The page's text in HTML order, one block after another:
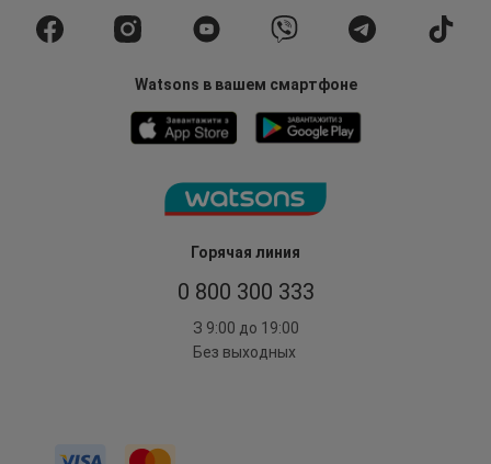
Горячая линия
0 800 300 333
З 9:00 до 19:00
Без выходных
Watsons в вашем смартфоне